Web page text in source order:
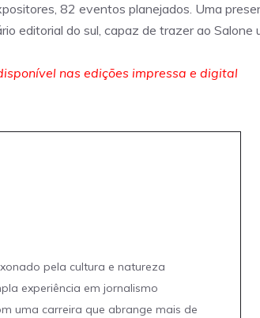
82 eventos planejados. Uma
editorial do sul, capaz de trazer ao Salone
nas edições impressa e digital
pela cultura e natureza
experiência em jornalismo
uma carreira que abrange mais de